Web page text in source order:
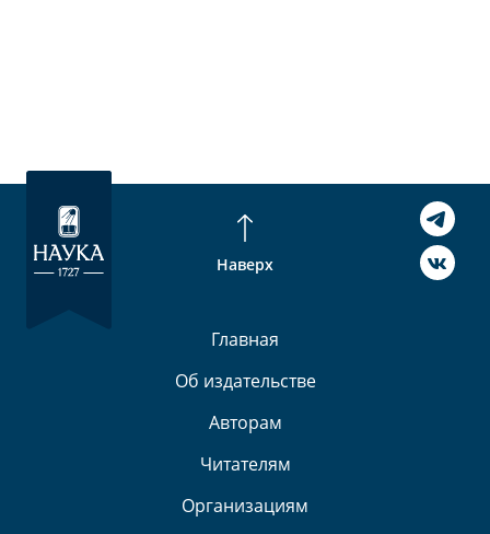
Наверх
Главная
Об издательстве
Авторам
Читателям
Организациям